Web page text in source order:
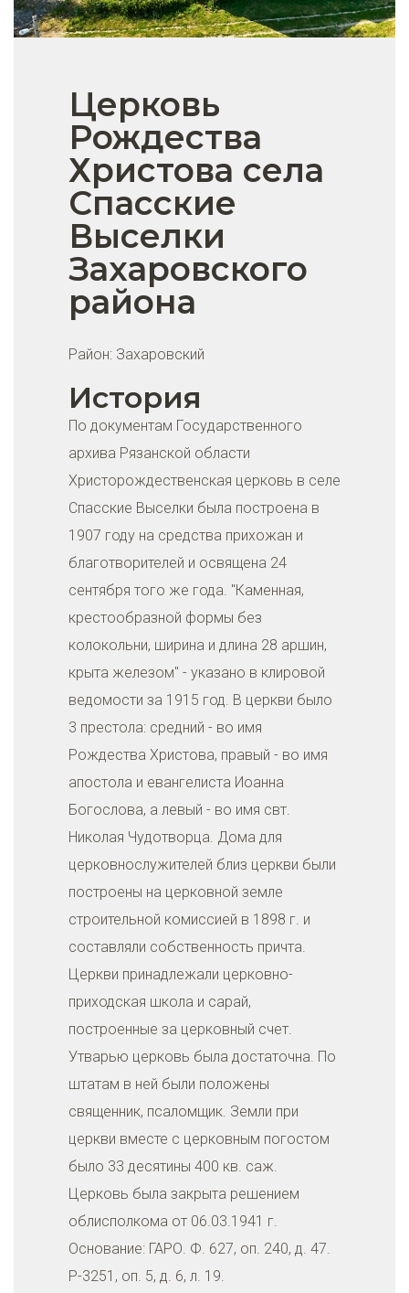
Церковь
Рождества
Христова села
Спасские
Выселки
Захаровского
района
Район: Захаровский
История
По документам Государственного
архива Рязанской области
Христорождественская церковь в селе
Спасские Выселки была построена в
1907 году на средства прихожан и
благотворителей и освящена 24
сентября того же года. "Каменная,
крестообразной формы без
колокольни, ширина и длина 28 аршин,
крыта железом" - указано в клировой
ведомости за 1915 год. В церкви было
3 престола: средний - во имя
Рождества Христова, правый - во имя
апостола и евангелиста Иоанна
Богослова, а левый - во имя свт.
Николая Чудотворца. Дома для
церковнослужителей близ церкви были
построены на церковной земле
строительной комиссией в 1898 г. и
составляли собственность причта.
Церкви принадлежали церковно-
приходская школа и сарай,
построенные за церковный счет.
Утварью церковь была достаточна. По
штатам в ней были положены
священник, псаломщик. Земли при
церкви вместе с церковным погостом
было 33 десятины 400 кв. саж.
Церковь была закрыта решением
облисполкома от 06.03.1941 г.
Основание: ГАРО. Ф. 627, оп. 240, д. 47.
Р-3251, оп. 5, д. 6, л. 19.